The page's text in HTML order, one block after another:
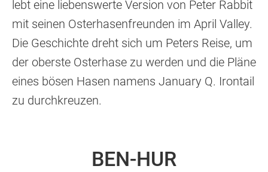
lebt eine liebenswerte Version von Peter Rabbit
mit seinen Osterhasenfreunden im April Valley.
Die Geschichte dreht sich um Peters Reise, um
der oberste Osterhase zu werden und die Pläne
eines bösen Hasen namens January Q. Irontail
zu durchkreuzen.
BEN-HUR